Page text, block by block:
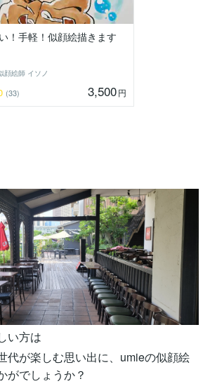
！手軽！似顔絵描きます
顔絵師 イソノ
(33) 3,500円
い方は
代が楽しむ思い出に、umieの似顔絵
がでしょうか？